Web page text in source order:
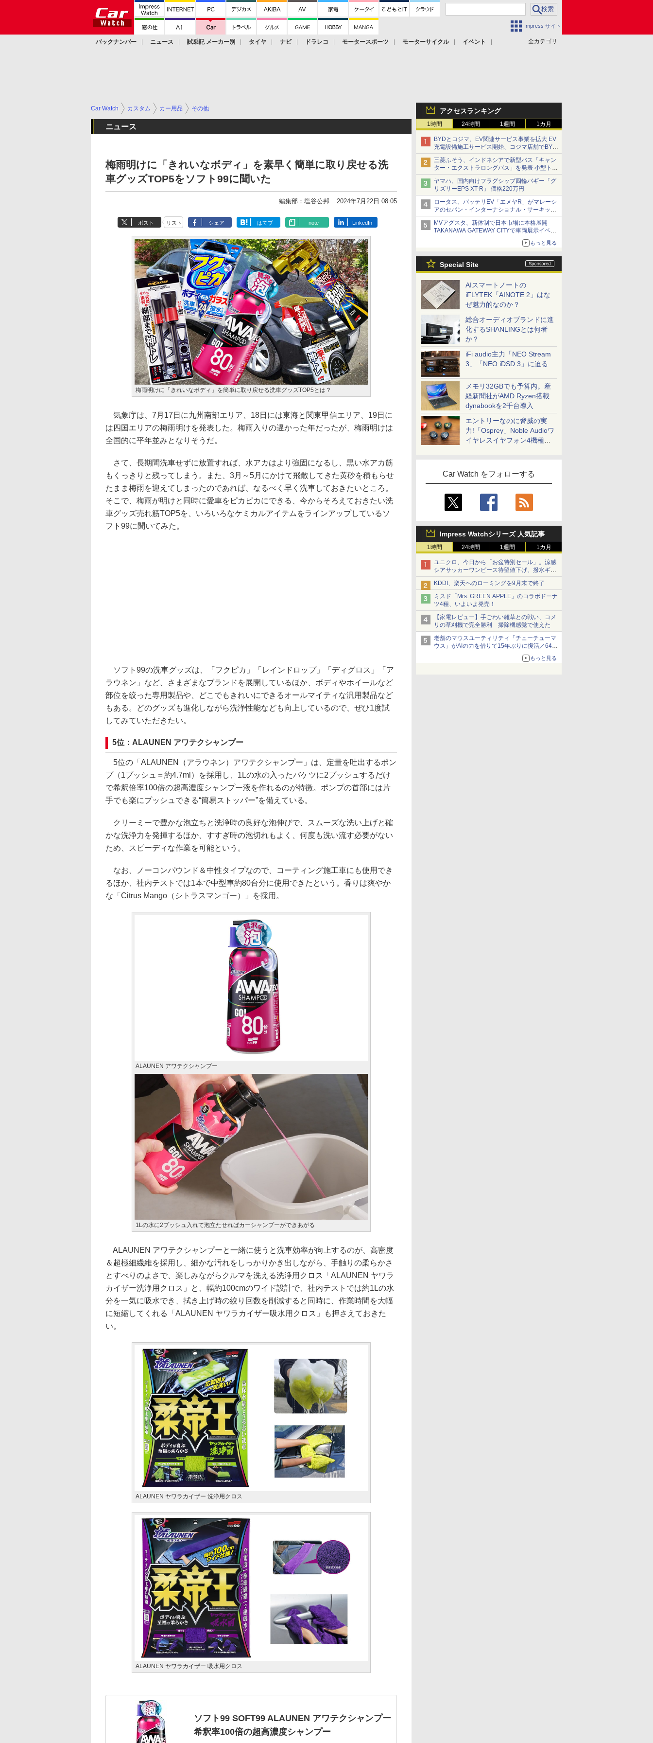
Impress サイト
全カテゴリ
バックナンバー ニュース 試乗記 メーカー別 タイヤ ナビ ドラレコ モータースポーツ モーターサイクル
イベント
アクセスランキング
1時間 24時間 1週間 1カ月
BYDとコジマ、EV関連サービス事業を拡大 EV
充電設備施工サービス開始、コジマ店舗でBYD
車の展示・試乗イベントを強化
三菱ふそう、インドネシアで新型バス「キャン
ター・エクストラロングバス」を発表 小型トラ
ックベースの観光・旅客輸送向けバス
ヤマハ、国内向けフラグシップ四輪バギー「グ
リズリーEPS XT-R」 価格220万円
ロータス、バッテリEV「エメヤR」がマレーシ
アのセパン・インターナショナル・サーキット
のBEV最速タイムを樹立
MVアグスタ、新体制で日本市場に本格展開
TAKANAWA GATEWAY CITYで車両展示イベン
もっと見る
Special Site
AIスマートノートの
iFLYTEK「AINOTE 2」はな
ぜ魅力的なのか？
総合オーディオブランドに進
化するSHANLINGとは何者
か？
iFi audio主力「NEO Stream
3」「NEO iDSD 3」に迫る
メモリ32GBでも予算内。産
経新聞社がAMD Ryzen搭載
dynabookを2千台導入
エントリーなのに脅威の実
力!「Osprey」Noble Audioワ
イヤレスイヤフォン4機種を
Car Watch をフォローする
Impress Watchシリーズ 人気記事
1時間 24時間 1週間 1カ月
ユニクロ、今日から「お盆特別セール」。涼感
シアサッカーワンピース待望値下げ、撥水ギア
ショーツは1990円に
KDDI、楽天へのローミングを9月末で終了
ミスド「Mrs. GREEN APPLE」のコラボドーナ
ツ4種、いよいよ発売！
【家電レビュー】手ごわい雑草との戦い、コメ
リの草刈機で完全勝利 掃除機感覚で使えた
老舗のマウスユーティリティ「チューチューマ
ウス」がAIの力を借りて15年ぶりに復活／64bit
化、Windows 10/11、「Chrome」も走り回
る。復活記念で2026年末まで500円
もっと見る
Car Watch カスタム カー用品 その他
ニュース
梅雨明けに「きれいなボディ」を素早く簡単に取り戻せる洗
車グッズTOP5をソフト99に聞いた
編集部：塩谷公邦 2024年7月22日 08:05
ポスト リスト シェア はてブ note LinkedIn
梅雨明けに「きれいなボディ」を簡単に取り戻せる洗車グッズTOP5とは？
気象庁は、7月17日に九州南部エリア、18日には東海と関東甲信エリア、19日に
は四国エリアの梅雨明けを発表した。梅雨入りの遅かった年だったが、梅雨明けは
全国的に平年並みとなりそうだ。
さて、長期間洗車せずに放置すれば、水アカはより強固になるし、黒い水アカ筋
もくっきりと残ってしまう。また、3月～5月にかけて飛散してきた黄砂を積もらせ
たまま梅雨を迎えてしまったのであれば、なるべく早く洗車しておきたいところ。
そこで、梅雨が明けと同時に愛車をピカピカにできる、今からそろえておきたい洗
車グッズ売れ筋TOP5を、いろいろなケミカルアイテムをラインアップしているソ
フト99に聞いてみた。
ソフト99の洗車グッズは、「フクピカ」「レインドロップ」「ディグロス」「ア
ラウネン」など、さまざまなブランドを展開しているほか、ボディやホイールなど
部位を絞った専用製品や、どこでもきれいにできるオールマイティな汎用製品など
もある。どのグッズも進化しながら洗浄性能なども向上しているので、ぜひ1度試
してみていただきたい。
5位：ALAUNEN アワテクシャンプー
5位の「ALAUNEN（アラウネン）アワテクシャンプー」は、定量を吐出するポン
プ（1プッシュ＝約4.7ml）を採用し、1Lの水の入ったバケツに2プッシュするだけ
で希釈倍率100倍の超高濃度シャンプー液を作れるのが特徴。ポンプの首部には片
手でも楽にプッシュできる“簡易ストッパー”を備えている。
クリーミーで豊かな泡立ちと洗浄時の良好な泡伸びで、スムーズな洗い上げと確
かな洗浄力を発揮するほか、すすぎ時の泡切れもよく、何度も洗い流す必要がない
ため、スピーディな作業を可能という。
なお、ノーコンパウンド＆中性タイプなので、コーティング施工車にも使用でき
るほか、社内テストでは1本で中型車約80台分に使用できたという。香りは爽やか
な「Citrus Mango（シトラスマンゴー）」を採用。
ALAUNEN アワテクシャンプー
1Lの水に2プッシュ入れて泡立たせればカーシャンプーができあがる
ALAUNEN アワテクシャンプーと一緒に使うと洗車効率が向上するのが、高密度
＆超極細繊維を採用し、細かな汚れをしっかりかき出しながら、手触りの柔らかさ
とすべりのよさで、楽しみながらクルマを洗える洗浄用クロス「ALAUNEN ヤワラ
カイザー洗浄用クロス」と、幅約100cmのワイド設計で、社内テストでは約1Lの水
分を一気に吸水でき、拭き上げ時の絞り回数を削減すると同時に、作業時間を大幅
に短縮してくれる「ALAUNEN ヤワラカイザー吸水用クロス」も押さえておきた
い。
ALAUNEN ヤワラカイザー 洗浄用クロス
ALAUNEN ヤワラカイザー 吸水用クロス
ソフト99 SOFT99 ALAUNEN アワテクシャンプー
希釈率100倍の超高濃度シャンプー